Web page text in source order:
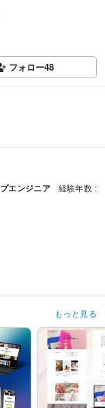
フォロー48
エンジニア
経験年数 :
もっと見る